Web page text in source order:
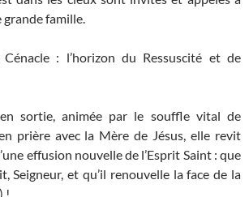
famille.
Cénacle : l’horizon du Ressuscité et de
en sortie, animée par le souffle vital de
prière avec la Mère de Jésus, elle revit
effusion nouvelle de l’Esprit Saint : que
Seigneur, et qu’il renouvelle la face de la
!